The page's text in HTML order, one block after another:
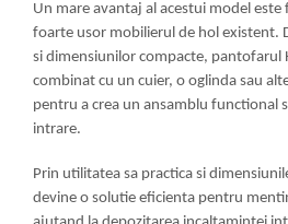
Un mare avantaj al acestui model
foarte usor mobilierul de hol existent.
si dimensiunilor compacte, pantofarul
combinat cu un cuier, o oglinda sau
pentru a crea un ansamblu functional
intrare.
Prin utilitatea sa practica si
devine o solutie eficienta pentru